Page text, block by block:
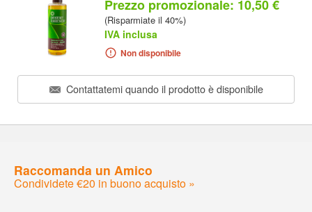
Prezzo promozionale: 10,50 €
(Risparmiate il 40%)
IVA inclusa
Non disponibile
Contattatemi quando il prodotto è disponibile
Raccomanda un Amico
Condividete €20 in buono acquisto »